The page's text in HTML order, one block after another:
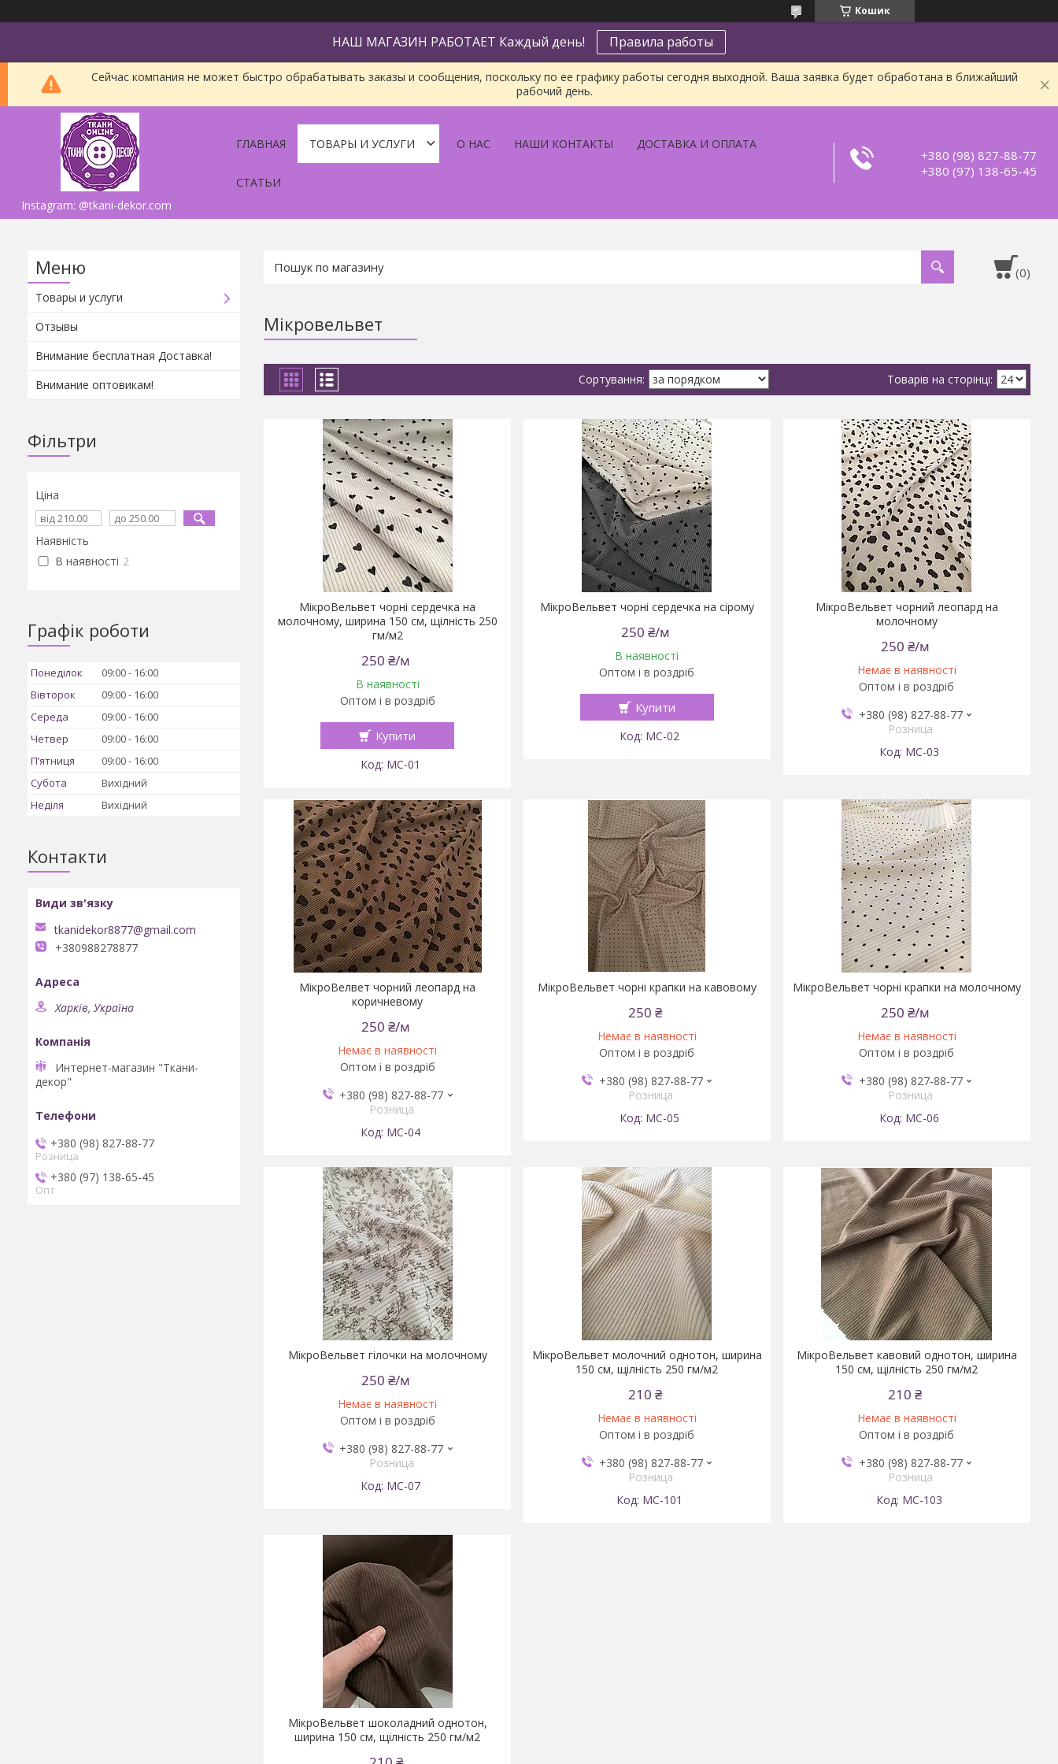
Кошик
НАШ МАГАЗИН РАБОТАЕТ Каждый день! Правила работы
Сейчас компания не может быстро обрабатывать заказы и сообщения, поскольку по ее графику работы сегодня выходной. Ваша заявка будет обработана в ближайший
рабочий день.
Instagram: @tkani-dekor.com
ГЛАВНАЯ ТОВАРЫ И УСЛУГИ О НАС НАШИ КОНТАКТЫ ДОСТАВКА И ОПЛАТА
СТАТЬИ
+380 (98) 827-88-77
+380 (97) 138-65-45
Мікровельвет
МікроВельвет чорні сердечка на
молочному, ширина 150 см, щілність 250
гм/м2
250 ₴/м
В наявності
Оптом і в роздріб
Купити
MC-01
МікроВельвет чорні сердечка на cірому
250 ₴/м
В наявності
Оптом і в роздріб
Купити
MC-02
МікроВельвет чорний леопард на
молочному
250 ₴/м
Немає в наявності
Оптом і в роздріб
+380 (98) 827-88-77
Розница
MC-03
МікроВелвет чорний леопард на
коричневому
250 ₴/м
Немає в наявності
Оптом і в роздріб
+380 (98) 827-88-77
Розница
MC-04
МікроВельвет чорні крапки на кавовому
250 ₴
Немає в наявності
Оптом і в роздріб
+380 (98) 827-88-77
Розница
MC-05
МікроВельвет чорні крапки на молочному
250 ₴/м
Немає в наявності
Оптом і в роздріб
+380 (98) 827-88-77
Розница
MC-06
МікроВельвет гілочки на молочному
250 ₴/м
Немає в наявності
Оптом і в роздріб
+380 (98) 827-88-77
Розница
MC-07
МікроВельвет молочний однотон, ширина
150 см, щілність 250 гм/м2
210 ₴
Немає в наявності
Оптом і в роздріб
+380 (98) 827-88-77
Розница
MC-101
МікроВельвет кавовий однотон, ширина
150 см, щілність 250 гм/м2
210 ₴
Немає в наявності
Оптом і в роздріб
+380 (98) 827-88-77
Розница
MC-103
МікроВельвет шоколадний однотон,
ширина 150 см, щілність 250 гм/м2
Товары и услуги
Отзывы
Внимание бесплатная Доставка!
Внимание оптовикам!
Фільтри
Ціна
Наявність
В наявності 2
Графік роботи
Понеділок 09:00
16:00
Вівторок
09:00
16:00
Середа
09:00
16:00
Четвер
09:00
16:00
Пʼятниця
09:00
16:00
Субота
Вихідний
Неділя
Вихідний
Контакти
tkanidekor8877@gmail.com
+380988278877
Харків, Україна
Интернет-магазин "Ткани-
декор"
+380 (98) 827-88-77
Розница
+380 (97) 138-65-45
Опт